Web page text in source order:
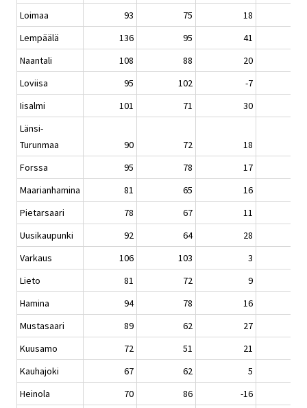
Loimaa 93 75
18
Lempäälä
136 95
41
Naantali
108 88
20
Loviisa
95 102
-7
Iisalmi
101 71
30
Länsi-
Turunmaa
90 72
18
Forssa
95 78
17
Maarianhamina
81 65
16
Pietarsaari
78 67
11
Uusikaupunki
92 64
28
Varkaus
106 103
3
Lieto
81 72
9
Hamina
94 78
16
Mustasaari
89 62
27
Kuusamo
72 51
21
Kauhajoki
67 62
5
Heinola
70 86
-16